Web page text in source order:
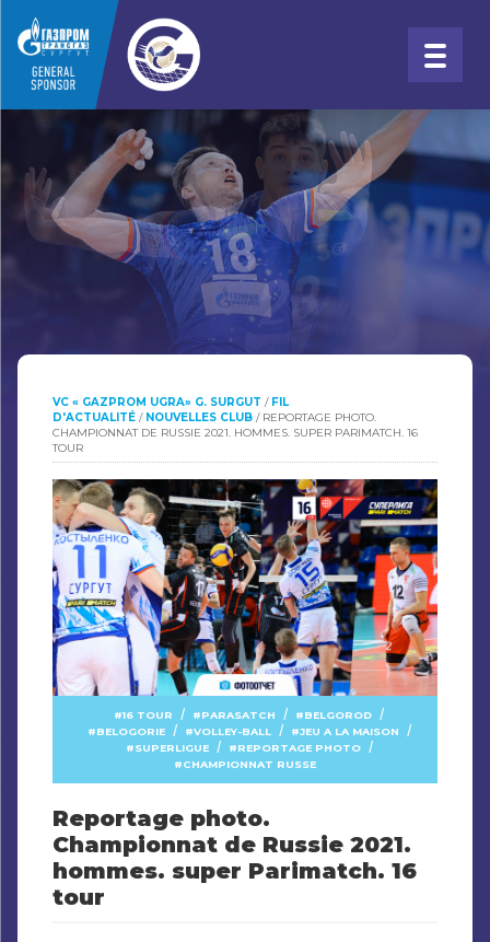
VC « GAZPROM UGRA» G. SURGUT / FIL
D'ACTUALITÉ / NOUVELLES CLUB / REPORTAGE PHOTO.
CHAMPIONNAT DE RUSSIE 2021. HOMMES. SUPER PARIMATCH. 16
TOUR
16 TOUR / PARASATCH / BELGOROD /
BELOGORIE / VOLLEY-BALL / JEU A LA MAISON /
SUPERLIGUE / REPORTAGE PHOTO /
CHAMPIONNAT RUSSE
Reportage photo.
Championnat de Russie 2021.
hommes. super Parimatch. 16
tour